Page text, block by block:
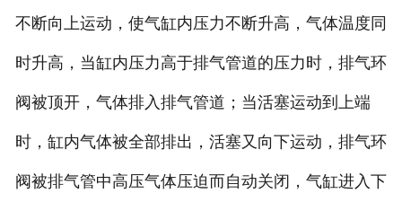
不断向上运动，使气缸内压力不断升高，气体温度同
时升高，当缸内压力高于排气管道的压力时，排气环
阀被顶开，气体排入排气管道；当活塞运动到上端
时，缸内气体被全部排出，活塞又向下运动，排气环
阀被排气管中高压气体压迫而自动关闭，气缸进入下